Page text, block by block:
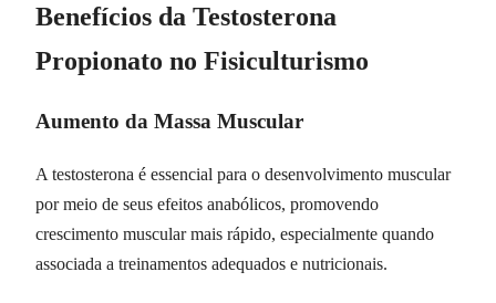
Benefícios da Testosterona
Propionato no Fisiculturismo
Aumento da Massa Muscular
A testosterona é essencial para o desenvolvimento muscular
por meio de seus efeitos anabólicos, promovendo
crescimento muscular mais rápido, especialmente quando
associada a treinamentos adequados e nutricionais.